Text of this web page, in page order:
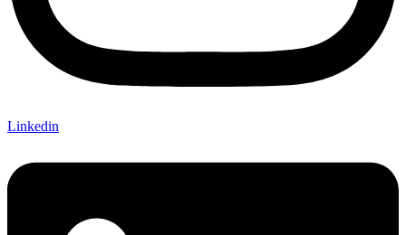
Linkedin